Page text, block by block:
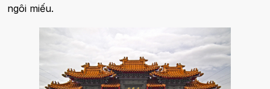
ngôi miếu.